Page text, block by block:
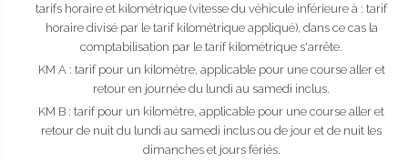
tarifs horaire et kilométrique (vitesse du véhicule inférieure à : tarif
horaire divisé par le tarif kilométrique appliqué), dans ce cas la
comptabilisation par le tarif kilométrique s'arrête.
KM A : tarif pour un kilomètre, applicable pour une course aller et
retour en journée du lundi au samedi inclus.
KM B : tarif pour un kilomètre, applicable pour une course aller et
retour de nuit du lundi au samedi inclus ou de jour et de nuit les
dimanches et jours fériés.